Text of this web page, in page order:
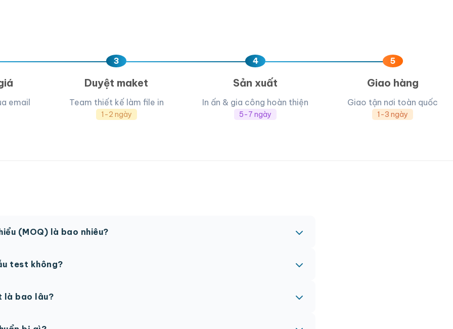
email
3
Duyệt maket
Team thiết kế làm file in
1-2 ngày
4
Sản xuất
In ấn & gia công hoàn thiện
5-7 ngày
5
Giao hàng
Giao tận nơi toàn quốc
1-3 ngày
(MOQ) là bao nhiêu?
test không?
là bao lâu?